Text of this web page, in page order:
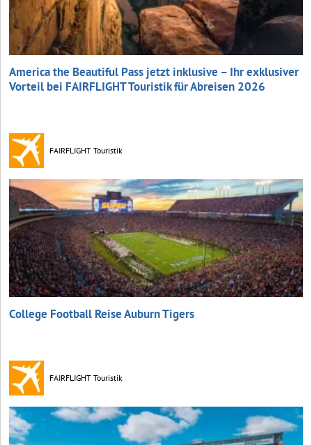
America the Beautiful Pass jetzt inklusive – Ihr exklusiver
Vorteil bei FAIRFLIGHT Touristik für Abreisen 2026
FAIRFLIGHT Touristik
College Football Reise Auburn Tigers
FAIRFLIGHT Touristik